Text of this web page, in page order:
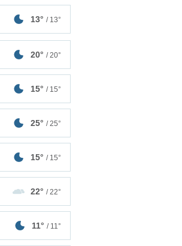
13° / 13°
20° / 20°
15° / 15°
25° / 25°
15° / 15°
22° / 22°
11° / 11°